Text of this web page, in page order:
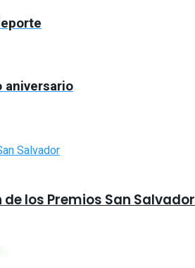
aniversario
los Premios San Salvador